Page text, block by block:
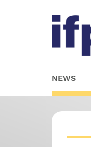
to
main
NEWS